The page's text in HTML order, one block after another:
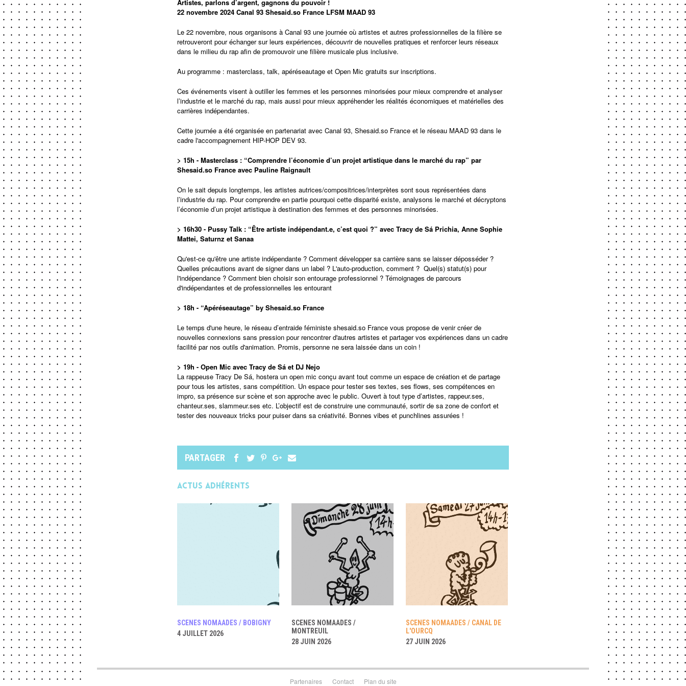
Artistes, parlons d’argent, gagnons du pouvoir !
22 novembre 2024 Canal 93 Shesaid.so France LFSM MAAD 93
Le 22 novembre, nous organisons à Canal 93 une journée où artistes et autres professionnelles de la filière se
retrouveront pour échanger sur leurs expériences, découvrir de nouvelles pratiques et renforcer leurs réseaux
dans le milieu du rap afin de promouvoir une filière musicale plus inclusive.
Au programme : masterclass, talk, apéréseautage et Open Mic gratuits sur inscriptions.
Ces événements visent à outiller les femmes et les personnes minorisées pour mieux comprendre et analyser
l’industrie et le marché du rap, mais aussi pour mieux appréhender les réalités économiques et matérielles des
carrières indépendantes.
Cette journée a été organisée en partenariat avec Canal 93, Shesaid.so France et le réseau MAAD 93 dans le
cadre l'accompagnement HIP-HOP DEV 93.
> 15h - Masterclass : “Comprendre l’économie d’un projet artistique dans le marché du rap” par
Shesaid.so France avec Pauline Raignault
On le sait depuis longtemps, les artistes autrices/compositrices/interprètes sont sous représentées dans
l’industrie du rap. Pour comprendre en partie pourquoi cette disparité existe, analysons le marché et décryptons
l’économie d’un projet artistique à destination des femmes et des personnes minorisées.
> 16h30 - Pussy Talk : “Être artiste indépendant.e, c’est quoi ?” avec Tracy de Sá Prichia, Anne Sophie
Mattei, Saturnz et Sanaa
Qu'est-ce qu'être une artiste indépendante ? Comment développer sa carrière sans se laisser déposséder ?
Quelles précautions avant de signer dans un label ? L'auto-production, comment ? Quel(s) statut(s) pour
l'indépendance ? Comment bien choisir son entourage professionnel ? Témoignages de parcours
d'indépendantes et de professionnelles les entourant
> 18h - “Apéréseautage” by Shesaid.so France
Le temps d'une heure, le réseau d’entraide féministe shesaid.so France vous propose de venir créer de
nouvelles connexions sans pression pour rencontrer d'autres artistes et partager vos expériences dans un cadre
facilité par nos outils d'animation. Promis, personne ne sera laissée dans un coin !
> 19h - Open Mic avec Tracy de Sá et DJ Nejo
La rappeuse Tracy De Sá, hostera un open mic conçu avant tout comme un espace de création et de partage
pour tous les artistes, sans compétition. Un espace pour tester ses textes, ses flows, ses compétences en
impro, sa présence sur scène et son approche avec le public. Ouvert à tout type d’artistes, rappeur.ses,
chanteur.ses, slammeur.ses etc. L’objectif est de construire une communauté, sortir de sa zone de confort et
tester des nouveaux tricks pour puiser dans sa créativité. Bonnes vibes et punchlines assurées !
PARTAGER
Actus adhérents
SCENES NOMAADES / BOBIGNY
4 JUILLET 2026
SCENES NOMAADES /
MONTREUIL
28 JUIN 2026
SCENES NOMAADES / CANAL DE
L'OURCQ
27 JUIN 2026
Partenaires Contact Plan du site